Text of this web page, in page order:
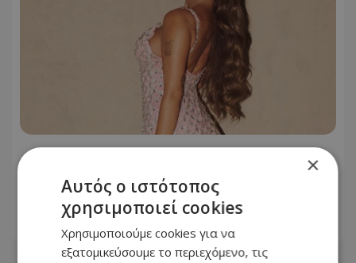
Ανδρομάχη: Σταμάτησε live της λόγω
προβλήματος υγείας – «Ένα μεγάλο
συγγνώμη από καρδιάς…»
×
Αυτός ο ιστότοπος
χρησιμοποιεί cookies
Χρησιμοποιούμε cookies για να
εξατομικεύσουμε το περιεχόμενο, τις